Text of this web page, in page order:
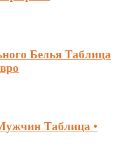
Белья Таблица
Таблица •